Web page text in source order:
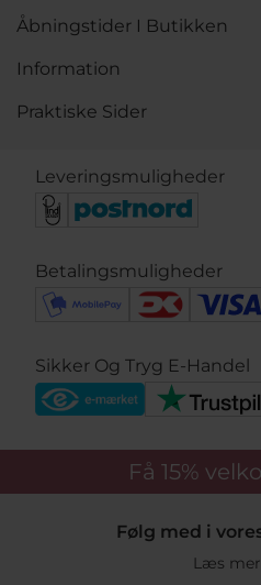
Åbningstider I Butikken
Information
Praktiske Sider
Leveringsmuligheder
Betalingsmuligheder
Sikker Og Tryg E-Handel
Få 15%
Følg med i
Læs